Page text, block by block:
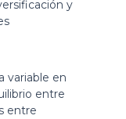
y
variable en
entre
entre